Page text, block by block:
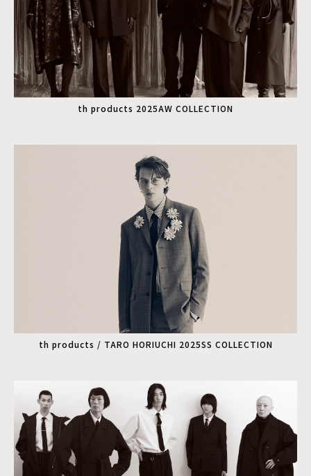
th products 2025AW COLLECTION
th products / TARO HORIUCHI 2025SS COLLECTION